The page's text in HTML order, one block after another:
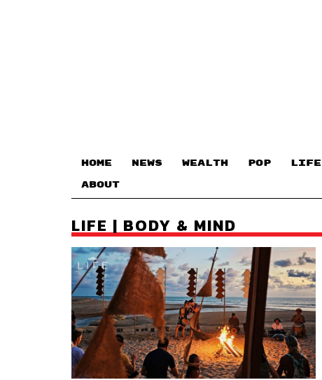
HOME NEWS WEALTH POP LIFE
ABOUT
LIFE | BODY & MIND